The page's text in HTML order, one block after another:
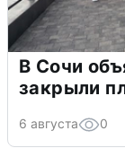
В Сочи
закрыли
6 августа 0